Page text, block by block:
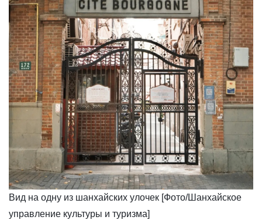
Вид на одну из шанхайских улочек [Фото/Шанхайское
управление культуры и туризма]